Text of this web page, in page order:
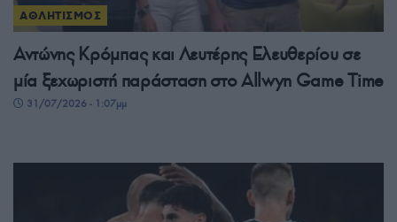
ΑΘΛΗΤΙΣΜΟΣ
Αντώνης Κρόμπας και Λευτέρης Ελευθερίου σε
μία ξεχωριστή παράσταση στο Allwyn Game Time
31/07/2026 - 1:07μμ